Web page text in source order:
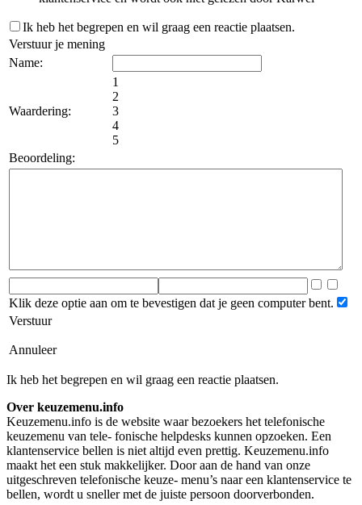
Ik heb het begrepen en wil graag een reactie plaatsen.
Verstuur je mening
Name:
Waardering:
1
2
3
4
5
Beoordeling:
Klik deze optie aan om te bevestigen dat je geen computer bent.
Verstuur
Annuleer
Ik heb het begrepen en wil graag een reactie plaatsen.
Over keuzemenu.info
Keuzemenu.info is de website waar bezoekers het telefonische
keuzemenu van tele- fonische helpdesks kunnen opzoeken. Een
klantenservice bellen is niet altijd even prettig. Keuzemenu.info
maakt het een stuk makkelijker. Door aan de hand van onze
uitgeschreven telefonische keuze- menu’s naar een klantenservice te
bellen, wordt u sneller met de juiste persoon doorverbonden.